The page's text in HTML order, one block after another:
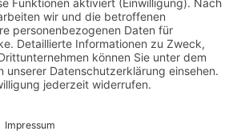
XING Email